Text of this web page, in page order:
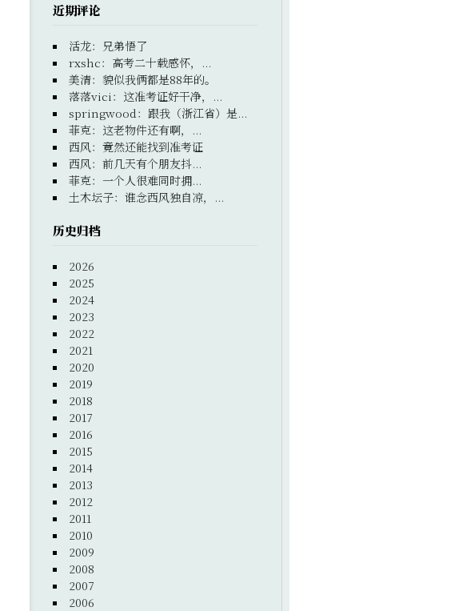
近期评论
活龙： 兄弟悟了
rxshc： 高考二十载感怀，...
美清： 貌似我俩都是88年的。
落落vici ： 这准考证好干净，...
springwood ： 跟我（浙江省）是...
菲克： 这老物件还有啊，...
西风： 竟然还能找到准考证
西风： 前几天有个朋友抖...
菲克： 一个人很难同时拥...
土木坛子： 谁念西风独自凉，...
历史归档
2026
2025
2024
2023
2022
2021
2020
2019
2018
2017
2016
2015
2014
2013
2012
2011
2010
2009
2008
2007
2006